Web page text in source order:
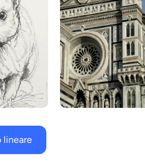
lineare